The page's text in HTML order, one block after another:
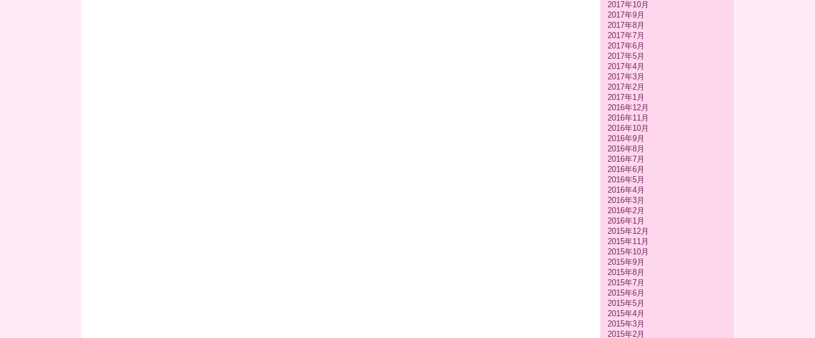
2017年10月
2017年9月
2017年8月
2017年7月
2017年6月
2017年5月
2017年4月
2017年3月
2017年2月
2017年1月
2016年12月
2016年11月
2016年10月
2016年9月
2016年8月
2016年7月
2016年6月
2016年5月
2016年4月
2016年3月
2016年2月
2016年1月
2015年12月
2015年11月
2015年10月
2015年9月
2015年8月
2015年7月
2015年6月
2015年5月
2015年4月
2015年3月
2015年2月